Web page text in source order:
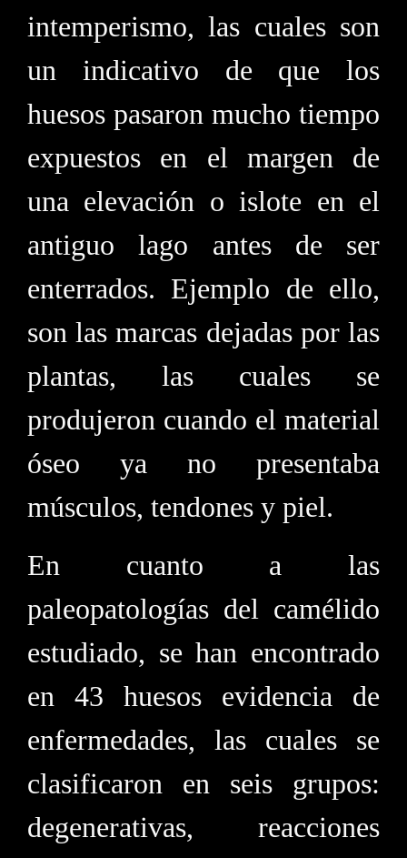
intemperismo, las cuales son
un indicativo de que los
huesos pasaron mucho tiempo
expuestos en el margen de
una elevación o islote en el
antiguo lago antes de ser
enterrados. Ejemplo de ello,
son las marcas dejadas por las
plantas, las cuales se
produjeron cuando el material
óseo ya no presentaba
músculos, tendones y piel.
En cuanto a las
paleopatologías del camélido
estudiado, se han encontrado
en 43 huesos evidencia de
enfermedades, las cuales se
clasificaron en seis grupos:
degenerativas, reacciones